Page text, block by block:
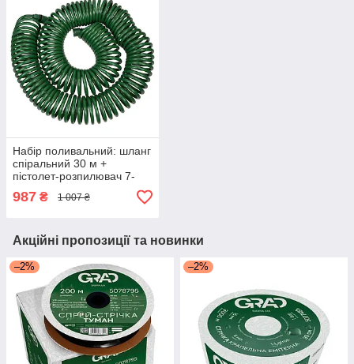
Набір поливальний: шланг
спіральний 30 м +
пістолет-розпилювач 7-
режимний GRAD
(5019085)
987 ₴ 1 007 ₴
Акційні пропозиції та новинки
–2% –2%